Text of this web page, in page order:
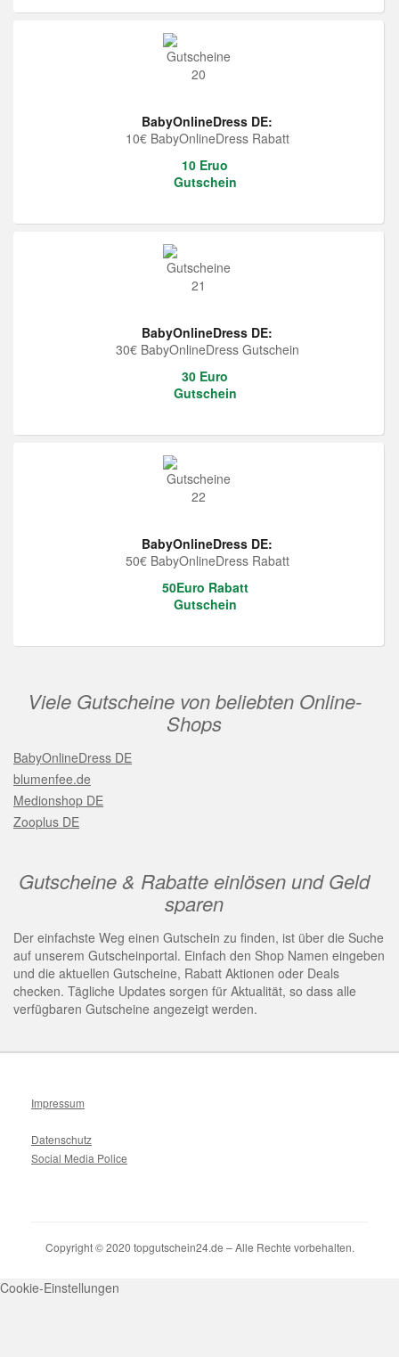
BabyOnlineDress DE:
10€ BabyOnlineDress Rabatt
10 Eruo
Gutschein
BabyOnlineDress DE:
30€ BabyOnlineDress Gutschein
30 Euro
Gutschein
BabyOnlineDress DE:
50€ BabyOnlineDress Rabatt
50Euro Rabatt
Gutschein
Viele Gutscheine von beliebten Online-
Shops
BabyOnlineDress DE
blumenfee.de
Medionshop DE
Zooplus DE
Gutscheine & Rabatte einlösen und Geld
sparen
Der einfachste Weg einen Gutschein zu finden, ist über die Suche
auf unserem Gutscheinportal. Einfach den Shop Namen eingeben
und die aktuellen Gutscheine, Rabatt Aktionen oder Deals
checken. Tägliche Updates sorgen für Aktualität, so dass alle
verfügbaren Gutscheine angezeigt werden.
Impressum
Datenschutz
Social Media Police
Copyright © 2020 topgutschein24.de – Alle Rechte vorbehalten.
Cookie-Einstellungen